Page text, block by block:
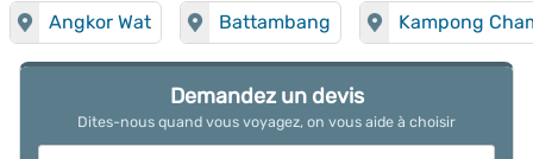
Angkor Wat Battambang Kampong
Demandez un devis
Dites-nous quand vous voyagez, on vous aide à choisir